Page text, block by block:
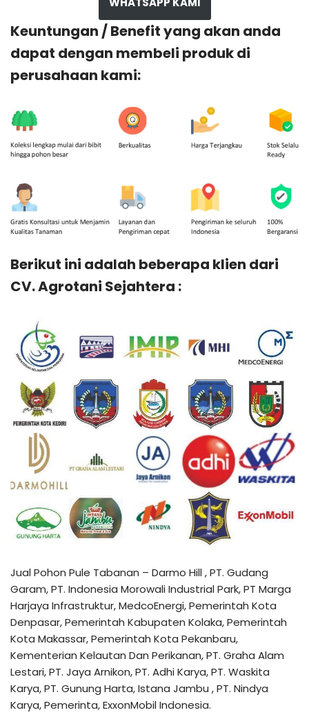
Keuntungan / Benefit yang akan anda
dapat dengan membeli produk di
perusahaan kami:
Berikut ini adalah beberapa klien dari
CV. Agrotani Sejahtera :
Jual Pohon Pule Tabanan – Darmo Hill , PT. Gudang
Garam, PT. Indonesia Morowali Industrial Park, PT Marga
Harjaya Infrastruktur, MedcoEnergi, Pemerintah Kota
Denpasar, Pemerintah Kabupaten Kolaka, Pemerintah
Kota Makassar, Pemerintah Kota Pekanbaru,
Kementerian Kelautan Dan Perikanan, PT. Graha Alam
Lestari, PT. Jaya Arnikon, PT. Adhi Karya, PT. Waskita
Karya, PT. Gunung Harta, Istana Jambu , PT. Nindya
Karya, Pemerinta, ExxonMobil Indonesia.